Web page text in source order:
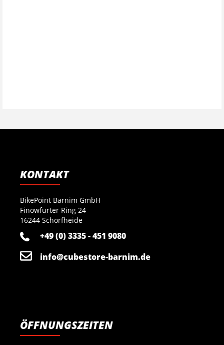
KONTAKT
BikePoint Barnim GmbH
Finowfurter Ring 24
16244 Schorfheide
+49 (0) 3335 - 451 9080
info@cubestore-barnim.de
ÖFFNUNGSZEITEN